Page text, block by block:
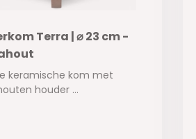
Terra | ⌀ 23 cm -
keramische kom met
houder ...